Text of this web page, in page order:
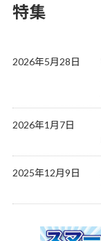
特集
2026年5月28日
2026年1月7日
2025年12月9日